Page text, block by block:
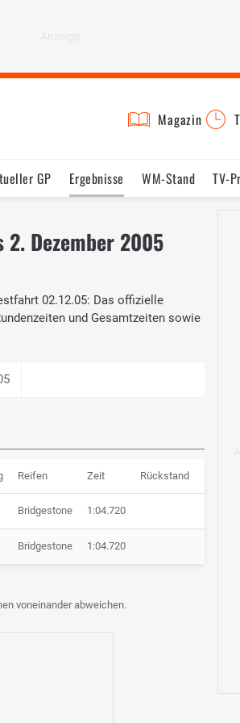
Magazin
GP Ergebnisse WM-Stand TV-
2. Dezember 2005
02.12.05: Das offizielle
und Gesamtzeiten sowie
Reifen Zeit Rückstand
Bridgestone 1:04.720
Bridgestone 1:04.720
voneinander abweichen.